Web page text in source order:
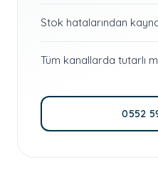
Stok hatalarından
Tüm kanallarda tutarlı
0552